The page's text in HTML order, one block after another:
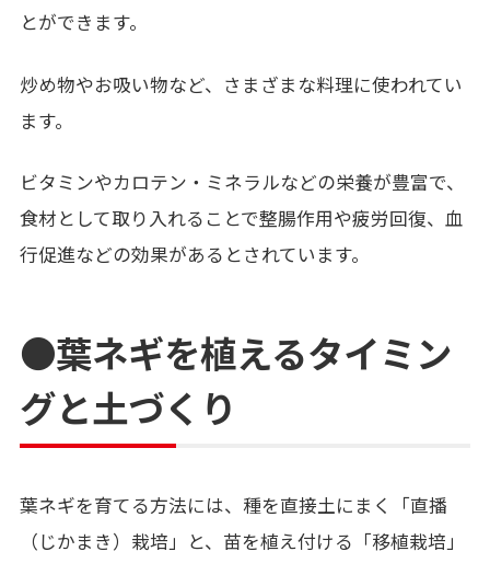
とができます。
炒め物やお吸い物など、さまざまな料理に使われてい
ます。
ビタミンやカロテン・ミネラルなどの栄養が豊富で、
食材として取り入れることで整腸作用や疲労回復、血
行促進などの効果があるとされています。
●葉ネギを植えるタイミン
グと土づくり
葉ネギを育てる方法には、種を直接土にまく「直播
（じかまき）栽培」と、苗を植え付ける「移植栽培」